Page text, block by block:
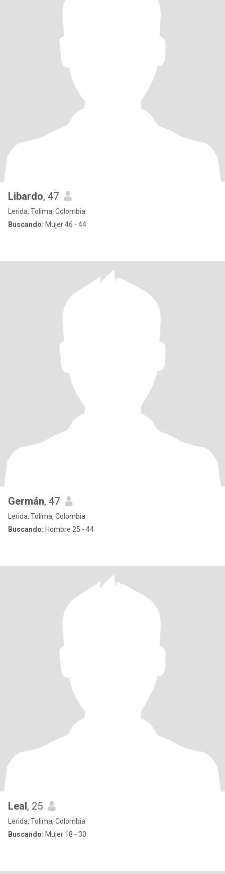
Libardo, 47
Lerida, Tolima, Colombia
Buscando: Mujer 46 - 44
Germán, 47
Lerida, Tolima, Colombia
Buscando: Hombre 25 - 44
Leal, 25
Lerida, Tolima, Colombia
Buscando: Mujer 18 - 30